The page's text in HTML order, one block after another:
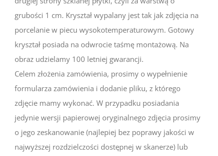
grubości 1 cm. Kryształ wypalany jest tak jak zdjęcia na
porcelanie w piecu wysokotemperaturowym. Gotowy
kryształ posiada na odwrocie taśmę montażową. Na
obraz udzielamy 100 letniej gwarancji.
Celem złożenia zamówienia, prosimy o wypełnienie
formularza zamówienia i dodanie pliku, z którego
zdjęcie mamy wykonać. W przypadku posiadania
jedynie wersji papierowej oryginalnego zdjęcia prosimy
o jego zeskanowanie (najlepiej bez poprawy jakości w
najwyższej rozdzielczości dostępnej w skanerze) lub